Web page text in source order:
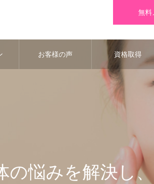
無料
お客様の声 資格取得
の悩みを解決し、